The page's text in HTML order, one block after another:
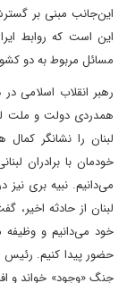
این‌جانب مبنی بر
این است که روابط
مسائل مربوط به دو
رهبر انقلاب اسلامی
همدردی دولت و ملت
لبنان را نشانگر
خودمان با برادران
می‌دانیم. نبیه بری نیز
لبنان از حادثه اخیر،
خود می‌دانیم و وظیفه
حضور پیدا کنیم. رئیس
جنگ «وجود» خواند و